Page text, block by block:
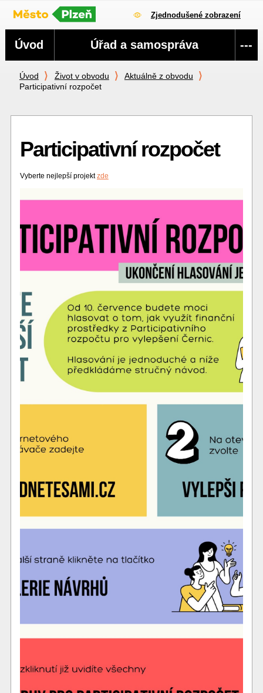
Zjednodušené zobrazení
Úvod Život v obvodu
Aktuálně z obvodu
Participativní rozpočet
Participativní rozpočet
Vyberte nejlepší projektzde
Navigace
Úvod Úřad a samospráva ---